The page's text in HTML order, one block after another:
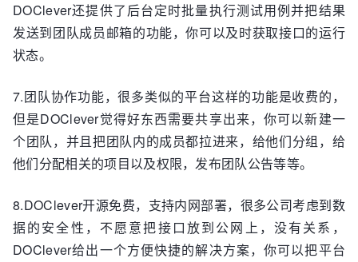
DOClever还提供了后台定时批量执行测试用例并把结果
发送到团队成员邮箱的功能，你可以及时获取接口的运行
状态。
7.团队协作功能，很多类似的平台这样的功能是收费的，
但是DOClever觉得好东西需要共享出来，你可以新建一
个团队，并且把团队内的成员都拉进来，给他们分组，给
他们分配相关的项目以及权限，发布团队公告等等。
8.DOClever开源免费，支持内网部署，很多公司考虑到数
据的安全性，不愿意把接口放到公网上，没有关系，
DOClever给出一个方便快捷的解决方案，你可以把平台